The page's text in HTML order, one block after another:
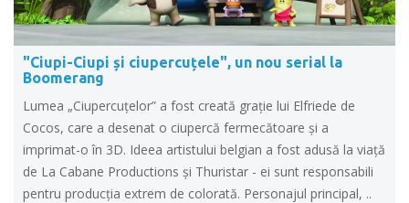
"Ciupi-Ciupi și ciupercuțele", un nou serial la
Boomerang
Lumea „Ciupercuțelor” a fost creată grație lui Elfriede de
Cocos, care a desenat o ciupercă fermecătoare și a
imprimat-o în 3D. Ideea artistului belgian a fost adusă la viață
de La Cabane Productions și Thuristar - ei sunt responsabili
pentru producția extrem de colorată. Personajul principal, ..